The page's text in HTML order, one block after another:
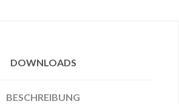
DOWNLOADS
BESCHREIBUNG